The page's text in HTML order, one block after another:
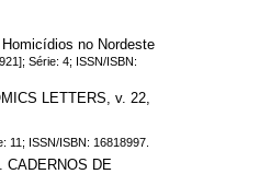
no Nordeste
Série: 4; ISSN/ISBN:
LETTERS, v. 22,
11; ISSN/ISBN: 16818997.
CADERNOS DE